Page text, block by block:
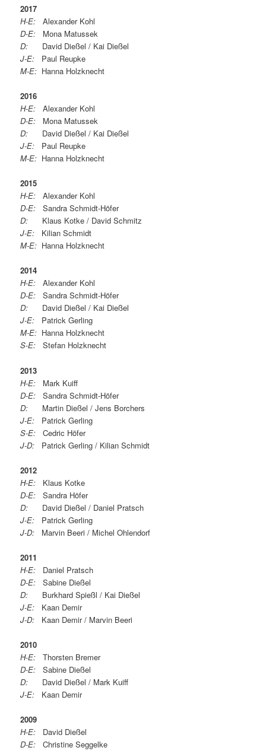
2017
H-E:
Alexander Kohl
D-E:
Mona Matussek
D:
David Dießel / Kai Dießel
J-E:
Paul Reupke
M-E: Hanna Holzknecht
2016
H-E: Alexander Kohl
D-E: Mona Matussek
D: David Dießel / Kai Dießel
J-E: Paul Reupke
M-E: Hanna Holzknecht
2015
H-E:
Alexander Kohl
D-E: Sandra Schmidt-Höfer
D: Klaus Kotke / David Schmitz
J-E: Kilian Schmidt
M-E: Hanna Holzknecht
2014
H-E: Alexander Kohl
D-E:
Sandra Schmidt-Höfer
D: David Dießel / Kai Dießel
J-E: Patrick Gerling
M-E: Hanna Holzknecht
S-E:
Stefan Holzknecht
2013
H-E: Mark Kuiff
D-E:
Sandra Schmidt-Höfer
D: Martin Dießel / Jens Borchers
J-E: Patrick Gerling
S-E: Cedric Höfer
J-D: Patrick Gerling / Kilian Schmidt
2012
H-E: Klaus Kotke
D-E: Sandra Höfer
D: David Dießel / Daniel Pratsch
J-E:
Patrick Gerling
J-D: Marvin Beeri / Michel Ohlendorf
2011
H-E:
Daniel Pratsch
D-E: Sabine Dießel
D: Burkhard Spießl / Kai Dießel
J-E: Kaan Demir
J-D: Kaan Demir / Marvin Beeri
2010
H-E: Thorsten Bremer
D-E: Sabine Dießel
D:
David Dießel / Mark Kuiff
J-E:
Kaan Demir
2009
H-E: David Dießel
D-E: Christine Seggelke